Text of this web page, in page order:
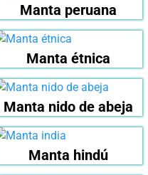
Manta peruana
Manta étnica
Manta nido de abeja
Manta hindú